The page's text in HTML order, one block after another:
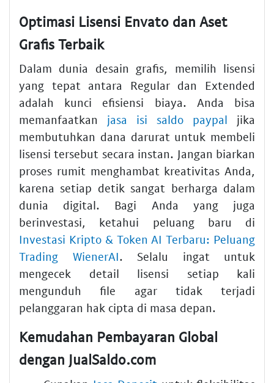
Optimasi Lisensi Envato dan Aset
Grafis Terbaik
Dalam dunia desain grafis, memilih lisensi
yang tepat antara Regular dan Extended
adalah kunci efisiensi biaya. Anda bisa
memanfaatkan jasa isi saldo paypal jika
membutuhkan dana darurat untuk membeli
lisensi tersebut secara instan. Jangan biarkan
proses rumit menghambat kreativitas Anda,
karena setiap detik sangat berharga dalam
dunia digital. Bagi Anda yang juga
berinvestasi, ketahui peluang baru di
Investasi Kripto & Token AI Terbaru: Peluang
Trading WienerAI. Selalu ingat untuk
mengecek detail lisensi setiap kali
mengunduh file agar tidak terjadi
pelanggaran hak cipta di masa depan.
Kemudahan Pembayaran Global
dengan JualSaldo.com